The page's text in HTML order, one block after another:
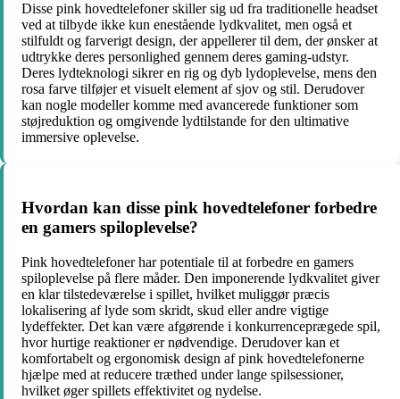
Disse pink hovedtelefoner skiller sig ud fra traditionelle headset
ved at tilbyde ikke kun enestående lydkvalitet, men også et
stilfuldt og farverigt design, der appellerer til dem, der ønsker at
udtrykke deres personlighed gennem deres gaming-udstyr.
Deres lydteknologi sikrer en rig og dyb lydoplevelse, mens den
rosa farve tilføjer et visuelt element af sjov og stil. Derudover
kan nogle modeller komme med avancerede funktioner som
støjreduktion og omgivende lydtilstande for den ultimative
immersive oplevelse.
Hvordan kan disse pink hovedtelefoner forbedre
en gamers spiloplevelse?
Pink hovedtelefoner har potentiale til at forbedre en gamers
spiloplevelse på flere måder. Den imponerende lydkvalitet giver
en klar tilstedeværelse i spillet, hvilket muliggør præcis
lokalisering af lyde som skridt, skud eller andre vigtige
lydeffekter. Det kan være afgørende i konkurrenceprægede spil,
hvor hurtige reaktioner er nødvendige. Derudover kan et
komfortabelt og ergonomisk design af pink hovedtelefonerne
hjælpe med at reducere træthed under lange spilsessioner,
hvilket øger spillets effektivitet og nydelse.